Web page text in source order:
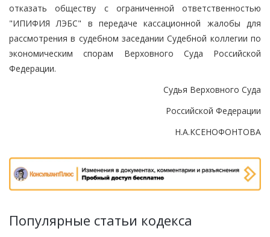
отказать обществу с ограниченной ответственностью
"ИПИФИЯ ЛЭБС" в передаче кассационной жалобы для
рассмотрения в судебном заседании Судебной коллегии по
экономическим спорам Верховного Суда Российской
Федерации.
Судья Верховного Суда
Российской Федерации
Н.А.КСЕНОФОНТОВА
Популярные статьи кодекса